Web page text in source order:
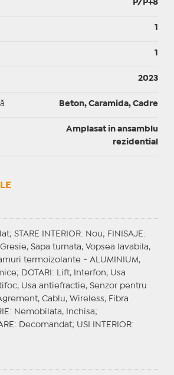
P/P+8
1
1
2023
Beton, Caramida, Cadre
Amplasat in ansamblu
rezidential
STARE INTERIOR: Nou; FINISAJE :
Sapa turnata, Vopsea lavabila,
termoizolante - ALUMINIUM,
DOTARI : Lift, Interfon, Usa
Usa antiefractie, Senzor pentru
Cablu, Wireless, Fibra
: Nemobilata, Inchisa;
: Decomandat; USI INTERIOR: